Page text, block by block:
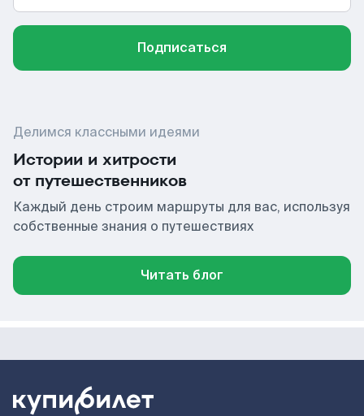
Подписаться
Делимся классными идеями
Истории и хитрости
от путешественников
Каждый день строим маршруты для вас, используя
собственные знания о путешествиях
Читать блог